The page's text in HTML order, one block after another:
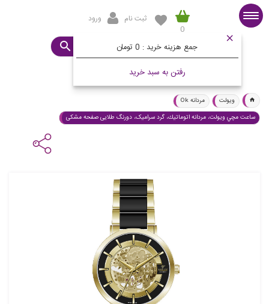
0
جمع هزینه خرید :
رفتن به سبد خرید
ثبت نام ورود
ساعت مورد نظرتان چیست؟
ویولت
مردانه Ok
ساعت مچي ويولت، مردانه اتوماتيك، گرد سرامیک، دورنگ طلایی صفحه مشکی